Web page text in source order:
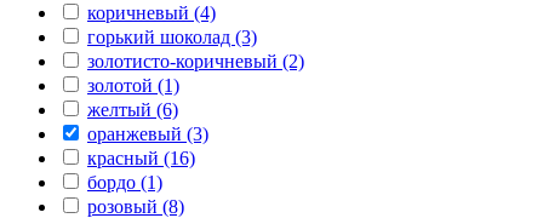
коричневый (4)
горький шоколад (3)
золотисто-коричневый (2)
золотой (1)
желтый (6)
оранжевый (3)
красный (16)
бордо (1)
розовый (8)